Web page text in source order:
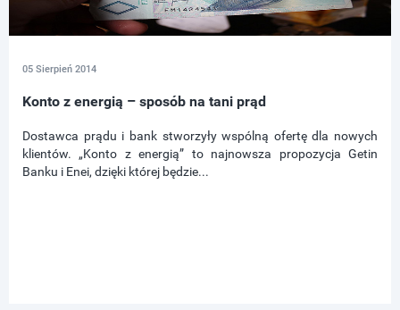
05 Sierpień 2014
Konto z energią – sposób na tani prąd
Dostawca prądu i bank stworzyły wspólną ofertę dla nowych
klientów. „Konto z energią” to najnowsza propozycja Getin
Banku i Enei, dzięki której będzie...